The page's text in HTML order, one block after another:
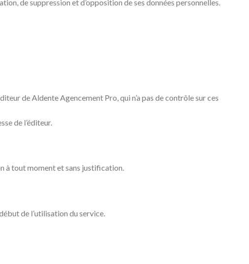
de suppression et d’opposition de ses données personnelles.
de Aldente Agencement Pro, qui n’a pas de contrôle sur ces
de l’éditeur.
à tout moment et sans justification.
de l’utilisation du service.